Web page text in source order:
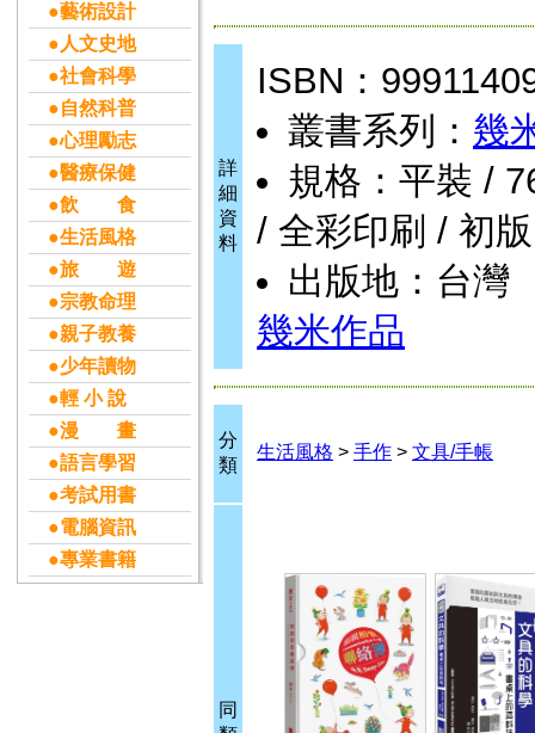
●藝術設計
●人文史地
●社會科學
●自然科普
●心理勵志
●醫療保健
●飲 食
●生活風格
●旅 遊
●宗教命理
●親子教養
●少年讀物
●輕 小 說
●漫 畫
●語言學習
●考試用書
●電腦資訊
●專業書籍
詳
細
資
料
ISBN：
叢書系列： 幾
規格：平裝 /
/ 全彩印刷 / 初版
出版地：台灣
幾米作品
分
類
生活風格 > 手作 > 文具/手帳
同